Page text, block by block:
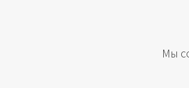
Мы